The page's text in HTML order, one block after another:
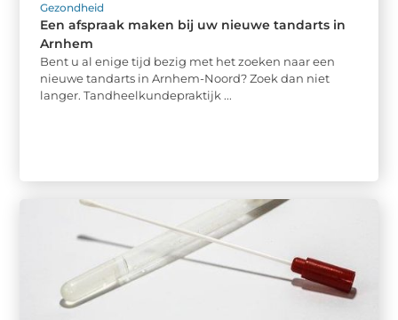
Gezondheid
Een afspraak maken bij uw nieuwe tandarts in
Arnhem
Bent u al enige tijd bezig met het zoeken naar een
nieuwe tandarts in Arnhem-Noord? Zoek dan niet
langer. Tandheelkundepraktijk ...